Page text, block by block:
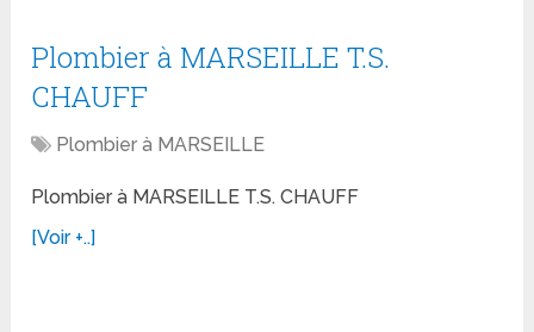
Plombier à MARSEILLE T.S.
CHAUFF
Plombier à MARSEILLE
Plombier à MARSEILLE T.S. CHAUFF
[Voir +..]